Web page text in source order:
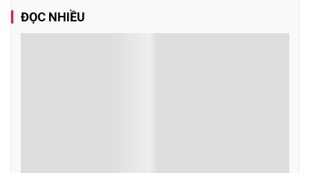
ĐỌC NHIỀU